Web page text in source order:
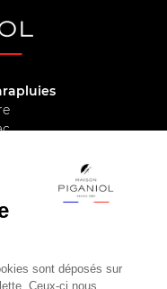
sont déposés sur
Ceux-ci nous